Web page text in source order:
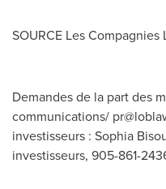
SOURCE Les
Demandes de la part des
communications/
investisseurs : Sophia
investisseurs, 905-861-